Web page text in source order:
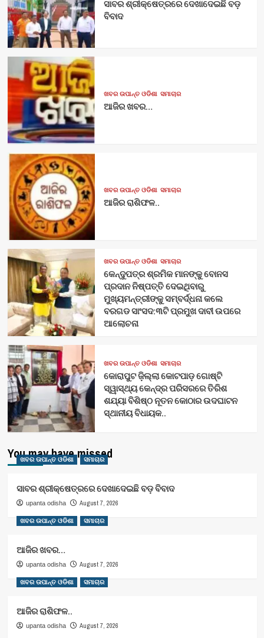
ସାବର ଶ୍ରୀକ୍ଷେତ୍ରରେ ଦେଖାଦେଇଛି ବଡ଼
ବିବାଦ
ଖବର ଉପାନ୍ତ ଓଡିଶା ସମାଚାର
ଆଜିର ଖବର…
ଖବର ଉପାନ୍ତ ଓଡିଶା ସମାଚାର
ଆଜିର ରାଶିଫଳ..
ଖବର ଉପାନ୍ତ ଓଡିଶା ସମାଚାର
କେନ୍ଦୁପତ୍ର ଶ୍ରମିକ ମାନଙ୍କୁ ବୋନସ
ପ୍ରଦାନ ନିଷ୍ପତ୍ତି ଦେଇଥିବାରୁ
ମୁଖ୍ୟମନ୍ତ୍ରୀଙ୍କୁ ସମ୍ବର୍ଦ୍ଧନା କଲେ
ବରଗଡ ସାଂସଦ:୩ଟି ପ୍ରମୁଖ ଦାବୀ ଉପରେ
ଆଲୋଚନା
ଖବର ଉପାନ୍ତ ଓଡିଶା ସମାଚାର
କୋରାପୁଟ ଜ଼ିଲ୍ଲା କୋଟପାଡ଼ ଗୋଷ୍ଟି
ସ୍ୱାସ୍ଥ୍ୟ କେନ୍ଦ୍ର ପରିସରରେ ତିରିଶ
ଶଯ୍ୟା ବିଶିଷ୍ଠ ନୂତନ କୋଠାର ଉଦଘାଟନ
ସ୍ଥାନୀୟ ବିଧାୟକ..
You may have missed
ଖବର ଉପାନ୍ତ ଓଡିଶା ସମାଚାର
ସାବର ଶ୍ରୀକ୍ଷେତ୍ରରେ ଦେଖାଦେଇଛି ବଡ଼ ବିବାଦ
upanta odisha August 7, 2026
ଖବର ଉପାନ୍ତ ଓଡିଶା ସମାଚାର
ଆଜିର ଖବର…
upanta odisha August 7, 2026
ଖବର ଉପାନ୍ତ ଓଡିଶା ସମାଚାର
ଆଜିର ରାଶିଫଳ..
upanta odisha August 7, 2026